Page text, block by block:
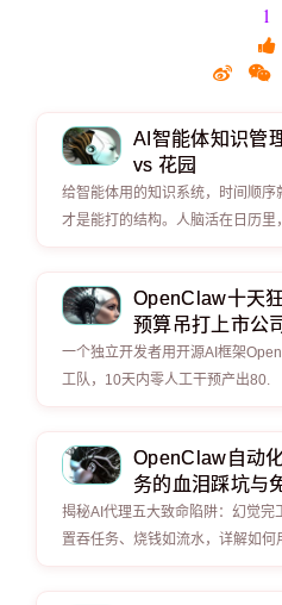
1
AI智能体知识管
vs 花园
给智能体用的知识系统，时间顺
才是能打的结构。人脑活在日历里
OpenClaw十天
预算吊打上市公
一个独立开发者用开源AI框架
工队，10天内零人工干预产出80.
OpenClaw自动
务的血泪踩坑与
揭秘AI代理五大致命陷阱：幻觉完
置吞任务、烧钱如流水，详解如何